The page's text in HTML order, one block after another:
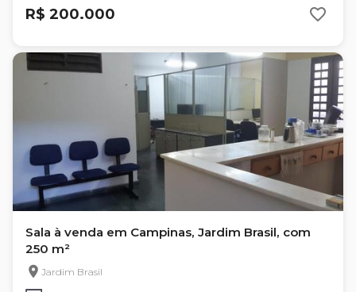
R$ 200.000
Sala à venda em Campinas, Jardim Brasil, com
250 m²
Jardim Brasil